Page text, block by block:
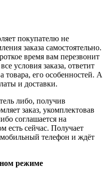
покупателю не
заказа самостоятельно.
время вам перезвонит
условия заказа, ответит
товара, его особенностей. А
и доставки.
либо, получив
заказ, укомплектовав
соглашается на
есть сейчас. Получает
телефон и ждёт
режиме